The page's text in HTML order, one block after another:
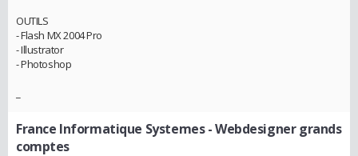
OUTILS
- Flash MX 2004 Pro
- Illustrator
- Photoshop
France Informatique Systemes- Webdesigner grands
comptes